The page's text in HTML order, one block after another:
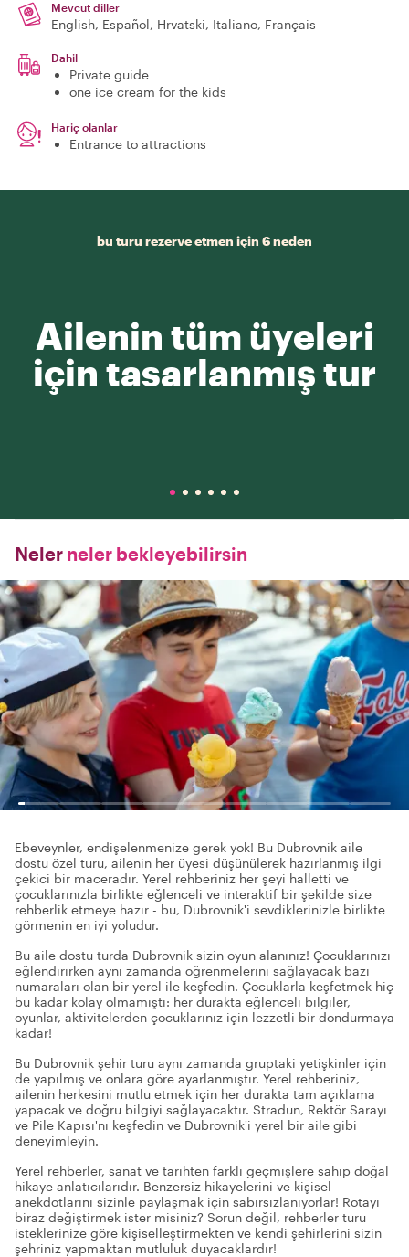
Mevcut diller
English, Español, Hrvatski, Italiano, Français
Dahil
Private guide
one ice cream for the kids
Hariç olanlar
Entrance to attractions
bu turu rezerve etmen için 6 neden
Ailenin tüm üyeleri
için tasarlanmış tur
Neler neler bekleyebilirsin
Ebeveynler, endişelenmenize gerek yok! Bu Dubrovnik aile
dostu özel turu, ailenin her üyesi düşünülerek hazırlanmış ilgi
çekici bir maceradır. Yerel rehberiniz her şeyi halletti ve
çocuklarınızla birlikte eğlenceli ve interaktif bir şekilde size
rehberlik etmeye hazır - bu, Dubrovnik'i sevdiklerinizle birlikte
görmenin en iyi yoludur.
Bu aile dostu turda Dubrovnik sizin oyun alanınız! Çocuklarınızı
eğlendirirken aynı zamanda öğrenmelerini sağlayacak bazı
numaraları olan bir yerel ile keşfedin. Çocuklarla keşfetmek hiç
bu kadar kolay olmamıştı: her durakta eğlenceli bilgiler,
oyunlar, aktivitelerden çocuklarınız için lezzetli bir dondurmaya
kadar!
Bu Dubrovnik şehir turu aynı zamanda gruptaki yetişkinler için
de yapılmış ve onlara göre ayarlanmıştır. Yerel rehberiniz,
ailenin herkesini mutlu etmek için her durakta tam açıklama
yapacak ve doğru bilgiyi sağlayacaktır. Stradun, Rektör Sarayı
ve Pile Kapısı'nı keşfedin ve Dubrovnik'i yerel bir aile gibi
deneyimleyin.
Yerel rehberler, sanat ve tarihten farklı geçmişlere sahip doğal
hikaye anlatıcılarıdır. Benzersiz hikayelerini ve kişisel
anekdotlarını sizinle paylaşmak için sabırsızlanıyorlar! Rotayı
biraz değiştirmek ister misiniz? Sorun değil, rehberler turu
isteklerinize göre kişiselleştirmekten ve kendi şehirlerini sizin
şehriniz yapmaktan mutluluk duyacaklardır!